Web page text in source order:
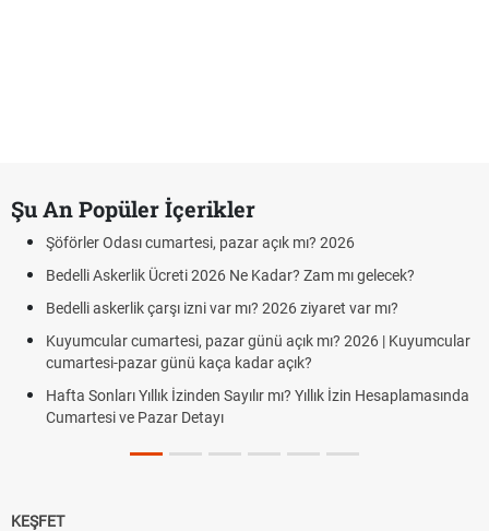
Şu An Popüler İçerikler
Şöförler Odası cumartesi, pazar açık mı? 2026
Bedelli Askerlik Ücreti 2026 Ne Kadar? Zam mı gelecek?
Bedelli askerlik çarşı izni var mı? 2026 ziyaret var mı?
Kuyumcular cumartesi, pazar günü açık mı? 2026 | Kuyumcular
cumartesi-pazar günü kaça kadar açık?
Hafta Sonları Yıllık İzinden Sayılır mı? Yıllık İzin Hesaplamasında
Cumartesi ve Pazar Detayı
KEŞFET